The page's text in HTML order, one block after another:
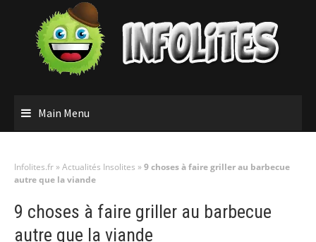
content
Main Menu
Infolites.fr »Actualités Insolites »9 choses à faire griller au barbecue
autre que la viande
9 choses à faire griller au barbecue
autre que la viande